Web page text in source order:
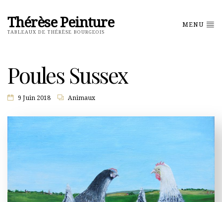
Thérèse Peinture
TABLEAUX DE THÉRÈSE BOURGEOIS
MENU
Poules Sussex
9 Juin 2018 Animaux